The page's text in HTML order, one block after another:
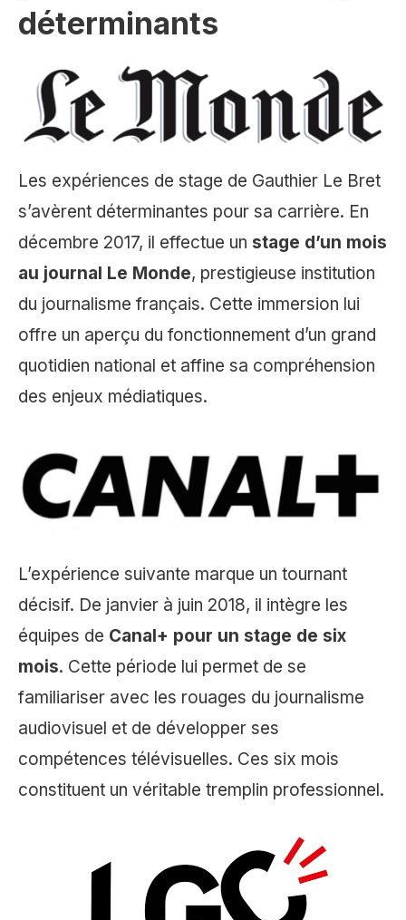
déterminants
Les expériences de stage de Gauthier Le Bret
s’avèrent déterminantes pour sa carrière. En
décembre 2017, il effectue un stage d’un mois
au journal Le Monde, prestigieuse institution
du journalisme français. Cette immersion lui
offre un aperçu du fonctionnement d’un grand
quotidien national et affine sa compréhension
des enjeux médiatiques.
L’expérience suivante marque un tournant
décisif. De janvier à juin 2018, il intègre les
équipes de Canal+ pour un stage de six
mois. Cette période lui permet de se
familiariser avec les rouages du journalisme
audiovisuel et de développer ses
compétences télévisuelles. Ces six mois
constituent un véritable tremplin professionnel.